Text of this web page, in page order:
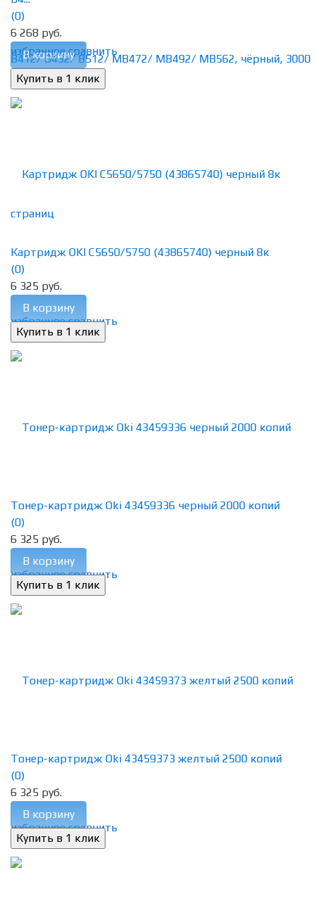
избранное сравнить
(0)
6 268 руб.
В корзину
избранное сравнить
Картридж OKI C5650/5750 (43865740) черный 8к
(0)
6 325 руб.
В корзину
избранное сравнить
Тонер-картридж Oki 43459336 черный 2000 копий
(0)
6 325 руб.
В корзину
избранное сравнить
Тонер-картридж Oki 43459373 желтый 2500 копий
(0)
6 325 руб.
В корзину